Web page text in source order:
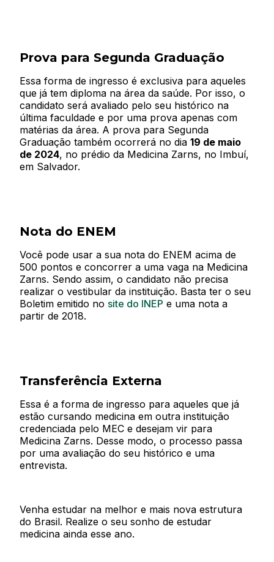
Prova para Segunda Graduação
Essa forma de ingresso é exclusiva para aqueles
que já tem diploma na área da saúde. Por isso, o
candidato será avaliado pelo seu histórico na
última faculdade e por uma prova apenas com
matérias da área. A prova para Segunda
Graduação também ocorrerá no dia 19 de maio
de 2024, no prédio da Medicina Zarns, no Imbuí,
em Salvador.
Nota do ENEM
Você pode usar a sua nota do ENEM acima de
500 pontos e concorrer a uma vaga na Medicina
Zarns. Sendo assim, o candidato não precisa
realizar o vestibular da instituição. Basta ter o seu
Boletim emitido no site do INEP e uma nota a
partir de 2018.
Transferência Externa
Essa é a forma de ingresso para aqueles que já
estão cursando medicina em outra instituição
credenciada pelo MEC e desejam vir para
Medicina Zarns. Desse modo, o processo passa
por uma avaliação do seu histórico e uma
entrevista.
Venha estudar na melhor e mais nova estrutura
do Brasil. Realize o seu sonho de estudar
medicina ainda esse ano.